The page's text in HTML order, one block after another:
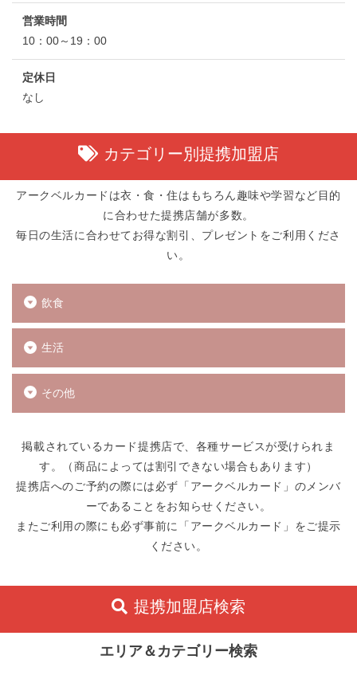
営業時間
10：00～19：00
定休日
なし
カテゴリー別提携加盟店
アークベルカードは衣・食・住はもちろん趣味や学習など目的
に合わせた提携店舗が多数。
毎日の生活に合わせてお得な割引、プレゼントをご利用くださ
い。
飲食
生活
その他
掲載されているカード提携店で、各種サービスが受けられま
す。（商品によっては割引できない場合もあります）
提携店へのご予約の際には必ず「アークベルカード」のメンバ
ーであることをお知らせください。
またご利用の際にも必ず事前に「アークベルカード」をご提示
ください。
提携加盟店検索
エリア＆カテゴリー検索